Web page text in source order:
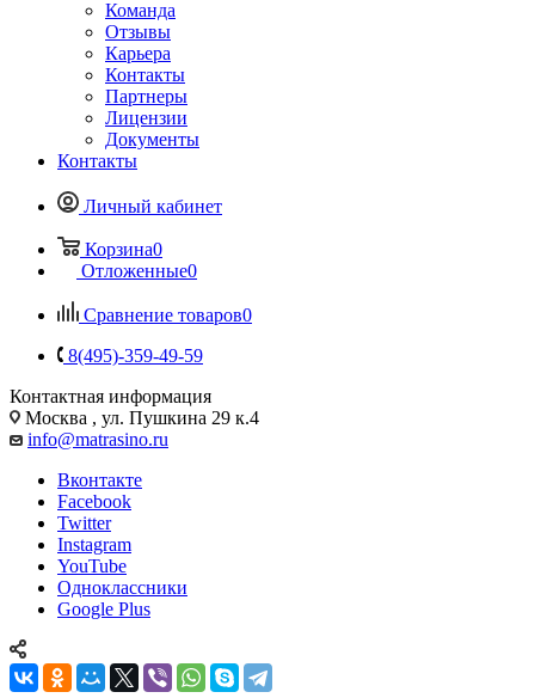
Команда
Отзывы
Карьера
Контакты
Партнеры
Лицензии
Документы
Контакты
Личный кабинет
Корзина0
Отложенные0
Сравнение товаров0
8(495)-359-49-59
Контактная информация
Москва , ул. Пушкина 29 к.4
info@matrasino.ru
Вконтакте
Facebook
Twitter
Instagram
YouTube
Одноклассники
Google Plus